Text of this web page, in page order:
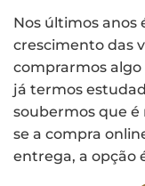
Nos últimos anos
crescimento das
comprarmos
já termos
soubermos que
se a compra
entrega, a opção